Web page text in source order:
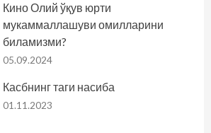
Кино Олий ўқув юрти
мукаммаллашуви омилларини
биламизми?
05.09.2024
Касбнинг таги насиба
01.11.2023